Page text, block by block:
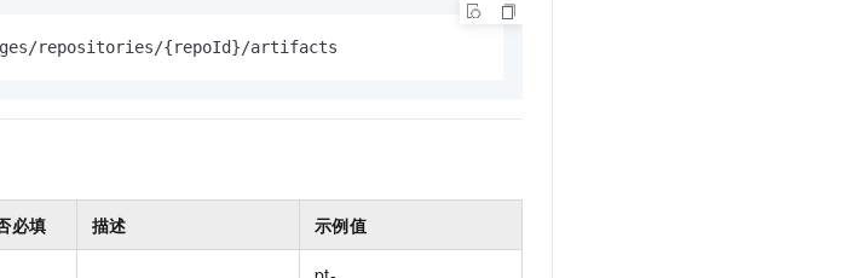
repositories/{repoId}/artifacts
必填 描述 示例值
多种方案随心选，轻松解锁专属 DeepSeek